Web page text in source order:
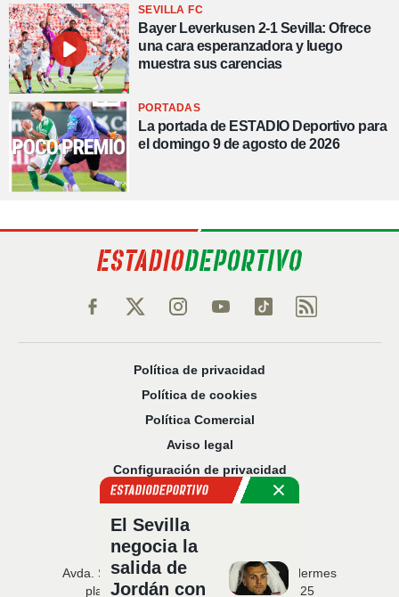
SEVILLA FC
Bayer Leverkusen 2-1 Sevilla: Ofrece
una cara esperanzadora y luego
muestra sus carencias
PORTADAS
La portada de ESTADIO Deportivo para
el domingo 9 de agosto de 2026
Política de privacidad
Política de cookies
Política Comercial
Aviso legal
Configuración de privacidad
Sobre nosotros
Código Ético
Avda. San Francisco Javier, 22 · Edificio Hermes
planta 5 · 41018 Sevilla · T. 954 216 525
El Sevilla
negocia la
salida de
Jordán con